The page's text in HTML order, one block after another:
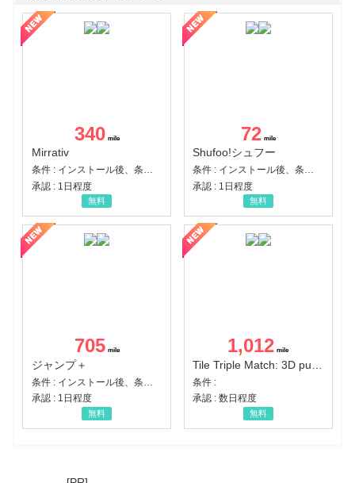
340
Mirrativ
条件 : インストール後、条件達成
承認 : 1日程度
無料
72
Shufoo!シュフー
条件 : インストール後、条件達成
承認 : 1日程度
無料
705
ジャンプ＋
承認 : 1日程度
無料
1,012
条件 :
承認 : 数日程度
無料